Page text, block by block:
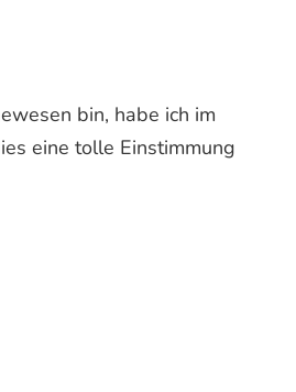
bin, habe ich im
eine tolle Einstimmung